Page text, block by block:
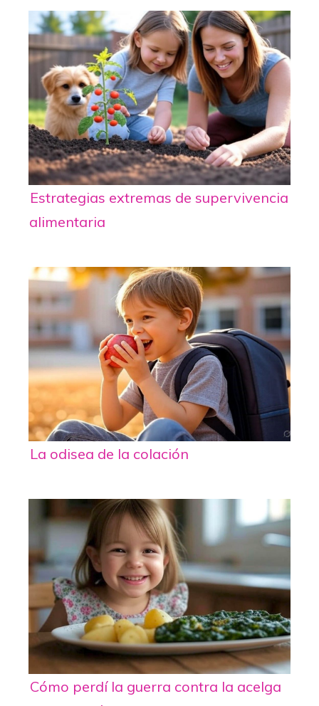
Estrategias extremas de supervivencia
alimentaria
La odisea de la colación
Cómo perdí la guerra contra la acelga